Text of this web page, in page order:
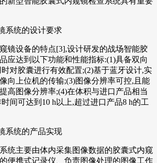
系统的设计要求
镜设备的特点[3],设计研发的战场智能胶
应达到以下功能和性能指标:(1)具备双向
对胶囊进行有效配置;(2)基于蓝牙设计,实
向上位机的传输;(3)图像分辨率可控,且能
高图像分辨率;(4)在体积与进口产品相当
间可达到10 h以上,超过进口产品8 h的工
系统的产品实现
统主要由体内采集图像数据的胶囊式内窥
便携式记录仪、负责图像处理的图像工作